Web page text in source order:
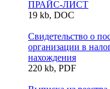
ПРАЙС-ЛИСТ
19 kb, DOC
Свидетельство о
организации в
нахождения
220 kb, PDF